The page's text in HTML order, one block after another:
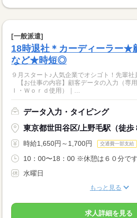
[一般派遣]
18時退社＊カーディーラー★
など★時短◎
９月スタート♪人気企業でオシゴト！先輩
【お仕事の内容】顧客データの入力（専
ｌ・Ｗｏｒｄ使用）｜...
データ入力・タイピング
東京都世田谷区/上野毛駅（徒歩
時給1,650円～1,700円 交通費一部支給
10：00〜18：00 ※休憩は６０分で
水曜日
もっと見る
求人詳細を見る